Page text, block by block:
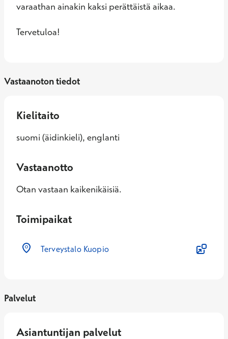
varaathan ainakin kaksi perättäistä aikaa.
Tervetuloa!
Vastaanoton tiedot
Kielitaito
suomi (äidinkieli), englanti
Vastaanotto
Otan vastaan kaikenikäisiä.
Toimipaikat
Terveystalo Kuopio
Palvelut
Asiantuntijan palvelut